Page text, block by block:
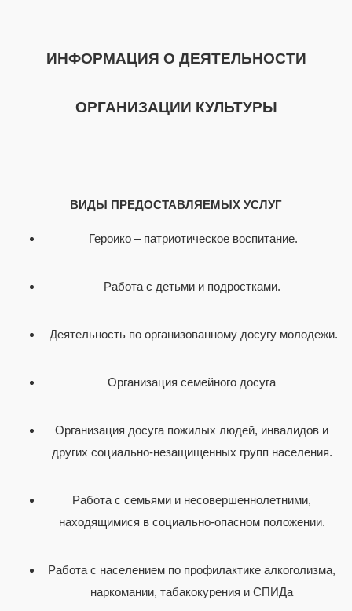
ИНФОРМАЦИЯ О ДЕЯТЕЛЬНОСТИ
ОРГАНИЗАЦИИ КУЛЬТУРЫ
ВИДЫ ПРЕДОСТАВЛЯЕМЫХ УСЛУГ
Героико – патриотическое воспитание.
Работа с детьми и подростками.
Деятельность по организованному досугу молодежи.
Организация семейного досуга
Организация досуга пожилых людей, инвалидов и
других социально-незащищенных групп населения.
Работа с семьями и несовершеннолетними,
находящимися в социально-опасном положении.
Работа с населением по профилактике алкоголизма,
наркомании, табакокурения и СПИДа